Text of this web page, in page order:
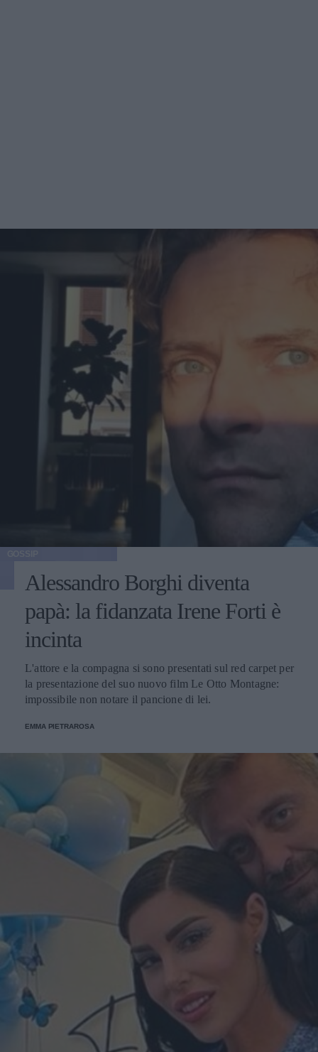
Alessandro Borghi diventa
papà: la fidanzata Irene Forti è
incinta
L'attore e la compagna si sono presentati sul red carpet per
la presentazione del suo nuovo film Le Otto Montagne:
impossibile non notare il pancione di lei.
EMMA PIETRAROSA